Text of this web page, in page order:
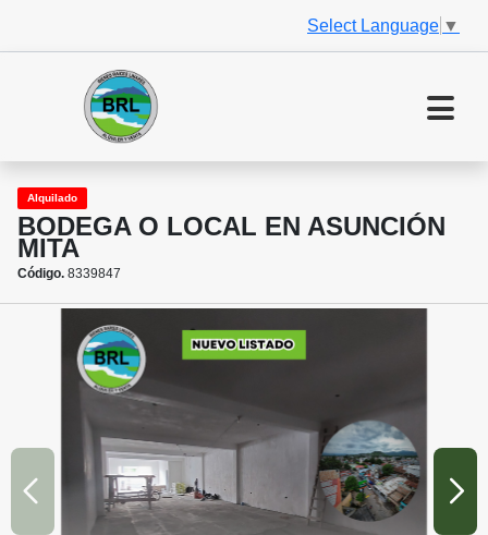
Select Language ▼
Alquilado
BODEGA O LOCAL EN ASUNCIÓN
MITA
Código. 8339847